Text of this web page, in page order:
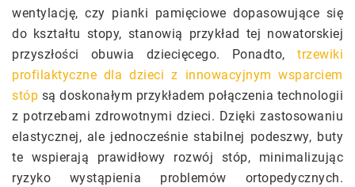
wentylację, czy pianki pamięciowe dopasowujące się
do kształtu stopy, stanowią przykład tej nowatorskiej
przyszłości obuwia dziecięcego. Ponadto, trzewiki
profilaktyczne dla dzieci z innowacyjnym wsparciem
stóp są doskonałym przykładem połączenia technologii
z potrzebami zdrowotnymi dzieci. Dzięki zastosowaniu
elastycznej, ale jednocześnie stabilnej podeszwy, buty
te wspierają prawidłowy rozwój stóp, minimalizując
ryzyko wystąpienia problemów ortopedycznych.